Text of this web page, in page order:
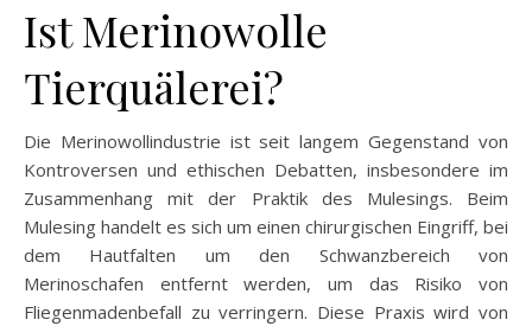
Ist Merinowolle
Tierquälerei?
Die Merinowollindustrie ist seit langem Gegenstand von
Kontroversen und ethischen Debatten, insbesondere im
Zusammenhang mit der Praktik des Mulesings. Beim
Mulesing handelt es sich um einen chirurgischen Eingriff, bei
dem Hautfalten um den Schwanzbereich von
Merinoschafen entfernt werden, um das Risiko von
Fliegenmadenbefall zu verringern. Diese Praxis wird von